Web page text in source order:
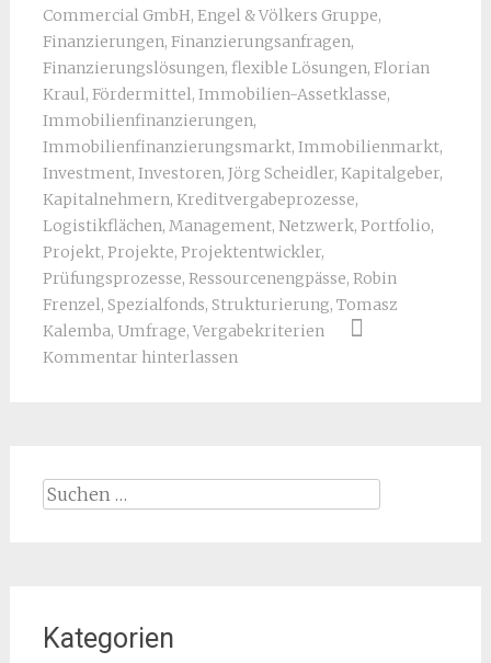
Commercial GmbH, Engel & Völkers Gruppe,
Finanzierungen, Finanzierungsanfragen,
Finanzierungslösungen, flexible Lösungen, Florian
Kraul, Fördermittel, Immobilien-Assetklasse,
Immobilienfinanzierungen,
Immobilienfinanzierungsmarkt, Immobilienmarkt,
Investment, Investoren, Jörg Scheidler, Kapitalgeber,
Kapitalnehmern, Kreditvergabeprozesse,
Logistikflächen, Management, Netzwerk, Portfolio,
Projekt, Projekte, Projektentwickler,
Prüfungsprozesse, Ressourcenengpässe, Robin
Frenzel, Spezialfonds, Strukturierung, Tomasz
Kalemba, Umfrage, Vergabekriterien
Kommentar hinterlassen
Suchen
nach:
Kategorien